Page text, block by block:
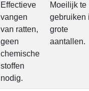
Effectieve
vangen
van ratten,
geen
chemische
stoffen
nodig.
Moeilijk te
gebruiken
grote
aantallen.